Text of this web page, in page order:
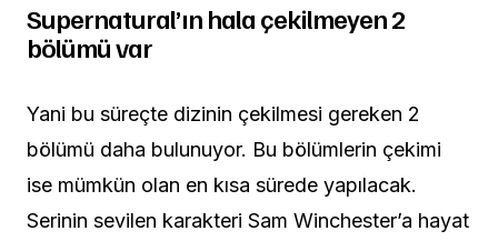
Supernatural’ın hala çekilmeyen 2
bölümü var
Yani bu süreçte dizinin çekilmesi gereken 2
bölümü daha bulunuyor. Bu bölümlerin çekimi
ise mümkün olan en kısa sürede yapılacak.
Serinin sevilen karakteri Sam Winchester’a hayat